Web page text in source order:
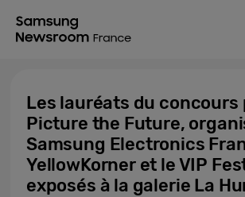
Les lauréats du concours
Picture the Future,
Samsung Electronics
YellowKorner et le VIP
exposés à la galerie La